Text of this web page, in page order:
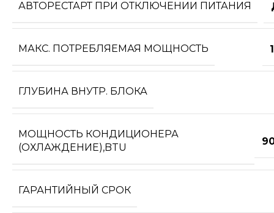
АВТОРЕСТАРТ ПРИ ОТКЛЮЧЕНИИ ПИТАНИЯ
МАКС. ПОТРЕБЛЯЕМАЯ МОЩНОСТЬ
ГЛУБИНА ВНУТР. БЛОКА
МОЩНОСТЬ КОНДИЦИОНЕРА
(ОХЛАЖДЕНИЕ),BTU
ГАРАНТИЙНЫЙ СРОК